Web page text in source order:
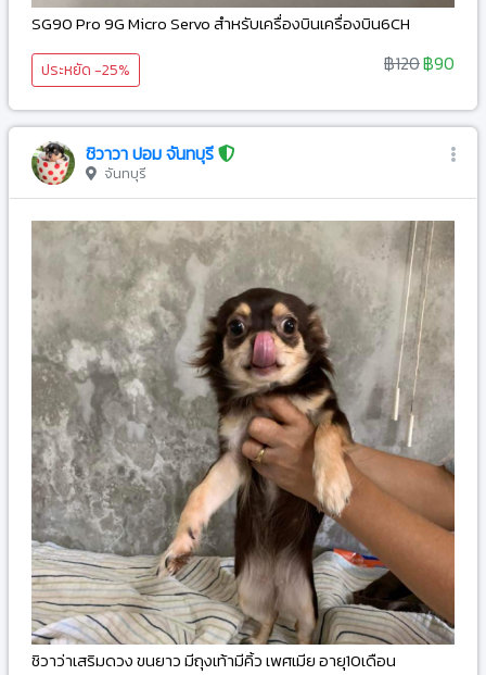
SG90 Pro 9G Micro Servo สำหรับเครื่องบินเครื่องบิน6CH
ประหยัด -25% ฿120฿90
ชิวาวา ปอม จันทบุรี
จันทบุรี
ชิวาว่าเสริมดวง ขนยาว มีถุงเท้ามีคิ้ว เพศเมีย อายุ10เดือน